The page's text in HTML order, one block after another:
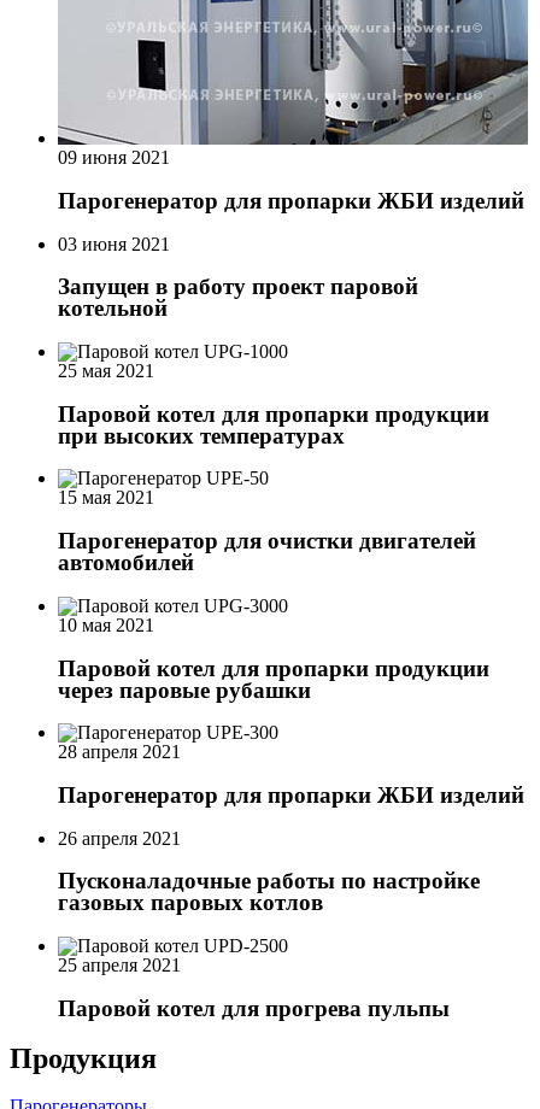
09 июня 2021
Парогенератор для пропарки ЖБИ изделий
03 июня 2021
Запущен в работу проект паровой
котельной
25 мая 2021
Паровой котел для пропарки продукции
при высоких температурах
15 мая 2021
Парогенератор для очистки двигателей
автомобилей
10 мая 2021
Паровой котел для пропарки продукции
через паровые рубашки
28 апреля 2021
Парогенератор для пропарки ЖБИ изделий
26 апреля 2021
Пусконаладочные работы по настройке
газовых паровых котлов
25 апреля 2021
Паровой котел для прогрева пульпы
Продукция